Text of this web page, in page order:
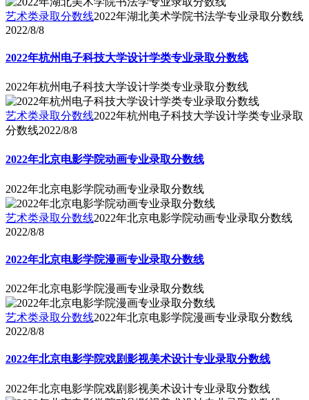
艺术类录取分数线2022年湖北美术学院书法学专业录取分数线
2022/8/8
2022年杭州电子科技大学设计学类专业录取分数线
2022年杭州电子科技大学设计学类专业录取分数线
艺术类录取分数线2022年杭州电子科技大学设计学类专业录取
分数线2022/8/8
2022年北京电影学院动画专业录取分数线
2022年北京电影学院动画专业录取分数线
艺术类录取分数线2022年北京电影学院动画专业录取分数线
2022/8/8
2022年北京电影学院漫画专业录取分数线
2022年北京电影学院漫画专业录取分数线
艺术类录取分数线2022年北京电影学院漫画专业录取分数线
2022/8/8
2022年北京电影学院戏剧影视美术设计专业录取分数线
2022年北京电影学院戏剧影视美术设计专业录取分数线